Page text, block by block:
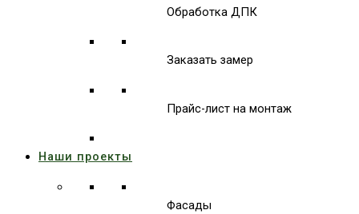
Обработка ДПК
Заказать замер
Прайс-лист на монтаж
Наши проекты
Фасады